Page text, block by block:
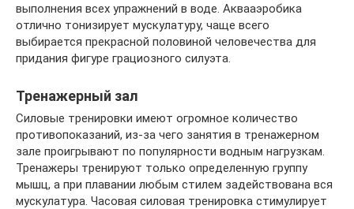
выполнения всех упражнений в воде. Аквааэробика
отлично тонизирует мускулатуру, чаще всего
выбирается прекрасной половиной человечества для
придания фигуре грациозного силуэта.
Тренажерный зал
Силовые тренировки имеют огромное количество
противопоказаний, из-за чего занятия в тренажерном
зале проигрывают по популярности водным нагрузкам.
Тренажеры тренируют только определенную группу
мышц, а при плавании любым стилем задействована вся
мускулатура. Часовая силовая тренировка стимулирует